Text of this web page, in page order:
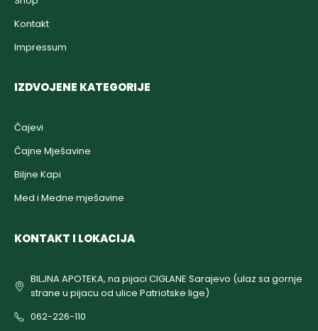
Kontakt
Impressum
IZDVOJENE KATEGORIJE
Čajevi
Čajne Mješavine
Biljne Kapi
Med i Medne mješavine
KONTAKT I LOKACIJA
BILJNA APOTEKA, na pijaci CIGLANE Sarajevo (ulaz sa gornje
strane u pijacu od ulice Patriotske lige)
062-226-110